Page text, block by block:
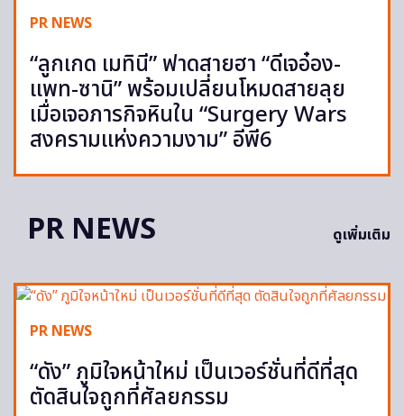
PR NEWS
“ลูกเกด เมทินี” ฟาดสายฮา “ดีเจอ๋อง-
แพท-ซานิ” พร้อมเปลี่ยนโหมดสายลุย
เมื่อเจอภารกิจหินใน “Surgery Wars
สงครามแห่งความงาม” อีพี6
PR NEWS ดูเพิ่มเติม
PR NEWS
“ดัง” ภูมิใจหน้าใหม่ เป็นเวอร์ชั่นที่ดีที่สุด
ตัดสินใจถูกที่ศัลยกรรม